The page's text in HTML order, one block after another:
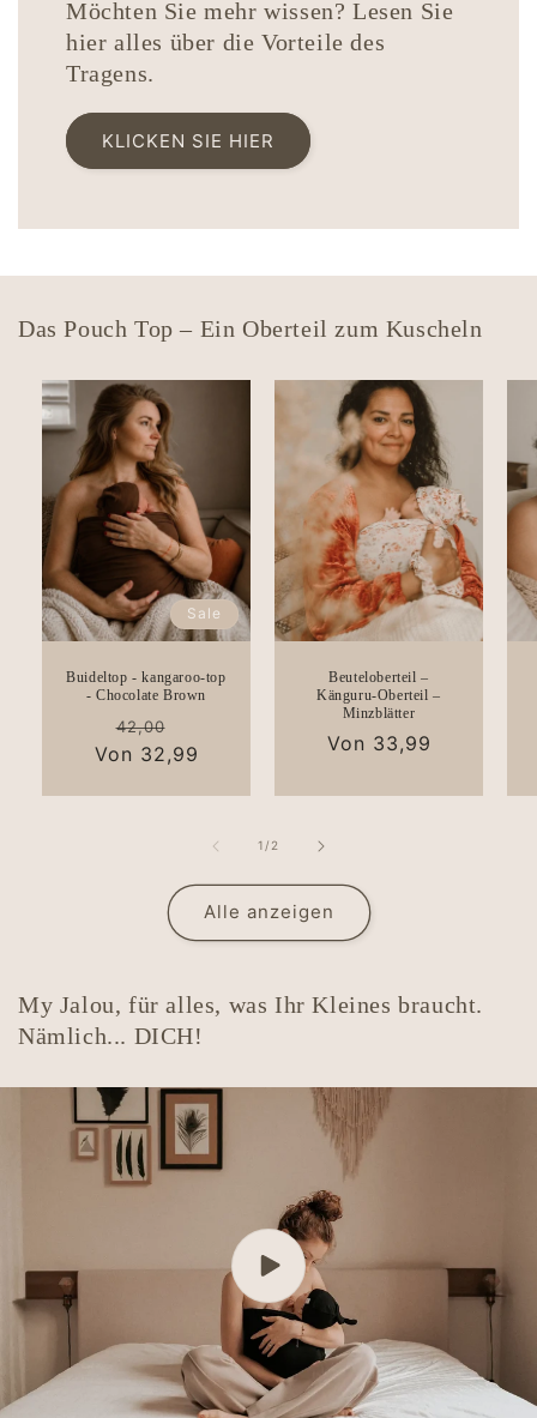
Möchten Sie mehr wissen? Lesen Sie
hier alles über die Vorteile des
Tragens.
KLICKEN SIE HIER
Das Pouch Top – Ein Oberteil zum Kuscheln
Sale
Buideltop - kangaroo-top
- Chocolate Brown
Normaler
Preis
42,00
Von 32,99
Beuteloberteil –
Känguru-Oberteil –
Minzblätter
Normaler
Von 33,99
1 /von
2
Alle anzeigen
My Jalou, für alles, was Ihr Kleines braucht.
Nämlich... DICH!